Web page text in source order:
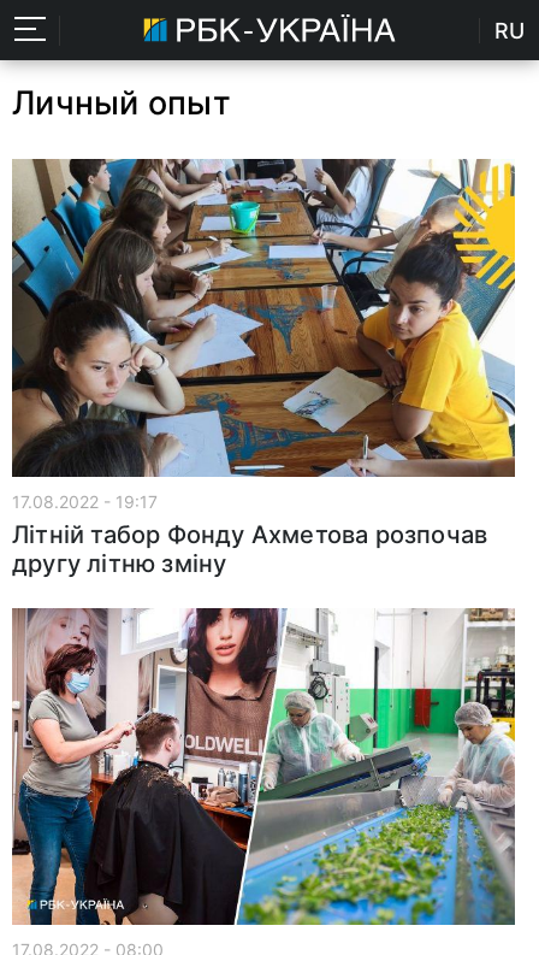
RU
Личный опыт
17.08.2022 - 19:17
Літній табор Фонду Ахметова розпочав
другу літню зміну
17.08.2022 - 08:00